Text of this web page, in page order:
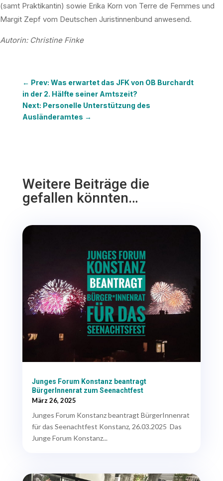
(samt Praktikantin) sowie Erika Korn von Terre de Femmes und
Margit Zepf vom Deutschen Juristinnenbund anwesend.
Autorin: Christine Finke
← Prev: Was erwartet das JFK von OB Burchardt
in der 2. Hälfte seiner Amtszeit?
Next: Personelle Unterstützung des
Ausländeramtes →
Weitere Beiträge die
gefallen könnten…
Junges Forum Konstanz beantragt
BürgerInnenrat zum Seenachtfest
März 26, 2025
Junges Forum Konstanz beantragt BürgerInnenrat
für das Seenachtfest Konstanz, 26.03.2025 Das
Junge Forum Konstanz...